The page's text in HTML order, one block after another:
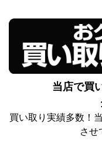
当店で買
買い取り実績多数！
させ